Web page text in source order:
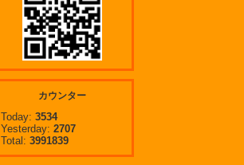
カウンター
Today: 3534
Yesterday: 2707
Total: 3991839